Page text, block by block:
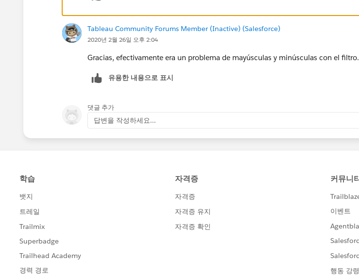
Tableau Community Forums Member (Inactive) (Salesforce)
2020년 2월 26일 오후 2:04
Gracias, efectivamente era un problema de mayúsculas y minúsculas con el filtro.
유용한 내용으로 표시
댓글 추가
답변을 작성하세요...